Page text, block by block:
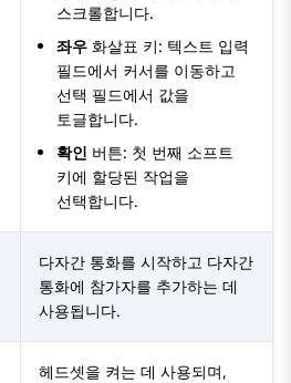
스크롤합니다.
좌우 화살표 키: 텍스트 입력
필드에서 커서를 이동하고
선택 필드에서 값을
토글합니다.
확인 버튼: 첫 번째 소프트
키에 할당된 작업을
선택합니다.
다자간 통화를 시작하고 다자간
통화에 참가자를 추가하는 데
사용됩니다.
헤드셋을 켜는 데 사용되며,